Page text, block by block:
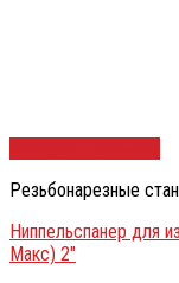
Резьбонарезные
Ниппельспанер для
Макс) 2″